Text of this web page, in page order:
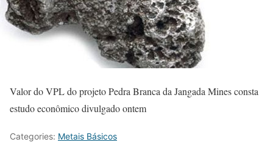
Valor do VPL do projeto Pedra Branca da Jangada Mines consta
estudo econômico divulgado ontem
Categories: Metais Básicos